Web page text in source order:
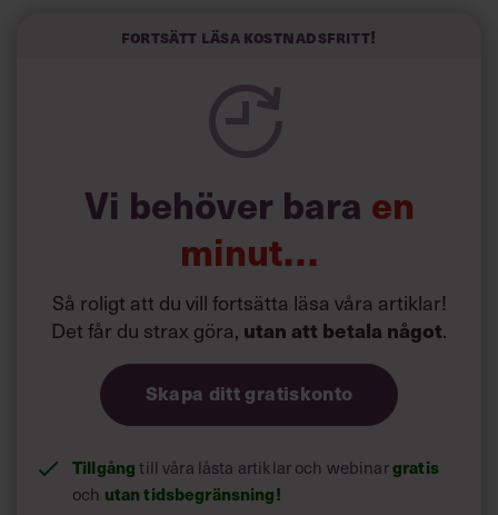
Stockholms universitet och expert på rysk utrikes- och
forskningsinstitut (FOI). Under våren har hon varit en
återkommande expert i nyhetsrapporteringen för att
kommentera Rysslands invasion av Ukraina.
Sommarpratat ska handla om vad man kan lära sig av
Fortsätt läsa kostnadsfritt!
Vi behöver bara en
minut…
Så roligt att du vill fortsätta läsa våra artiklar!
Det får du strax göra, utan att betala något.
Skapa ditt gratiskonto
Tillgång till våra låsta artiklar och webinargratis
och utan tidsbegränsning!